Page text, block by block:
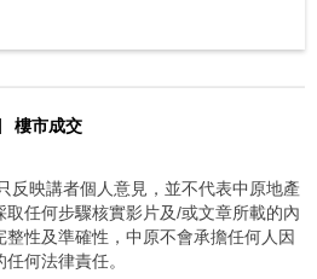
|
樓市成交
反映講者個人意見，並不代表中原地產
任何步驟核實影片及/或文章所載的內
性及準確性，中原不會承擔任何人因
何法律責任。